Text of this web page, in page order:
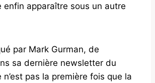
enfin apparaître sous un autre
par Mark Gurman, de
sa dernière newsletter du
pas la première fois que la